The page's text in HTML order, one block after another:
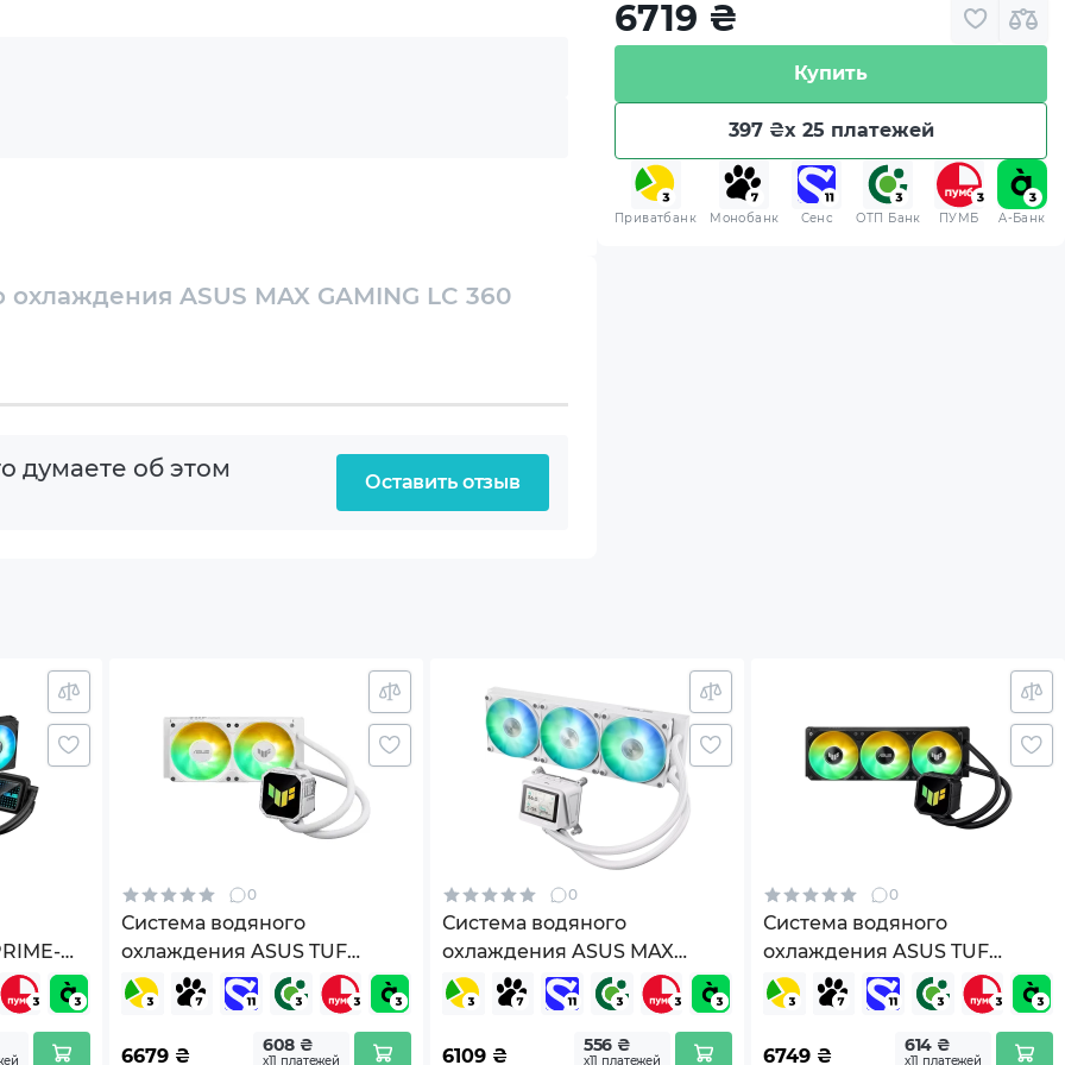
и современному внешнему виду ПК.
технологии. В каталоге представлены
об/мин
ASUS MAX GAMING LC 360
думаете об этом
Оставить отзыв
6719 ₴
Купить
397 ₴x 25 платежей
Приватбанк Монобанк Сенс ОТП Банк ПУМБ A-Банк
0
Система водяного
охлаждения ASUS TUF
Gaming LC III 240 ARGB
White (90RC01J2-B0EAY0)
6679 ₴ 608 ₴
х11 платежей
0
Система водяного
охлаждения ASUS MAX
GAMING LC 360 ARGB LCD
WHT (90RC01G2-B0EAY0)
6109 ₴ 556 ₴
х11 платежей
0
Система водяного
охлаждения ASUS TUF
GAMING LC III 360 ARGB
(90RC0191-B0EAY0)
6749 ₴ 614 ₴
х11 платежей